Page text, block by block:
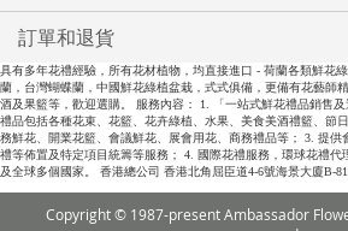
訂單和退貨
具有多年花禮經驗，所有花材植物，均直接進口 - 荷蘭各類鮮花
蘭，台灣蝴蝶蘭，中國鮮花綠植盆栽，式式俱備，更備有花藝師
酒及果籃等，歡迎選購。 服務內容： 1. 「一站式鮮花禮品銷售
禮品包括各種花束、花籃、花卉綠植、水果、美食美酒禮籃、節
務鮮花、開業花籃、會議鮮花、展會用花、商務禮品等； 3. 提
禮等佈置及特定項目統籌等服務； 4. 國際花禮服務，環球花禮代
及全球多個國家。 香港總公司 香港北角屈臣道4-6號海景大廈B-
Copyright © 1987-present Ambassador